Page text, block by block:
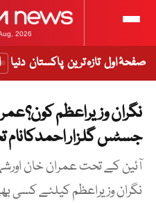
2026
صفحۂ اول تازہ ترین پاکستان دنیا
نگران وزیراعظم
جسٹس گلزار احمدکانام
آئین کے تحت عمران خان
نگران وزیراعظم کیلئے کسی